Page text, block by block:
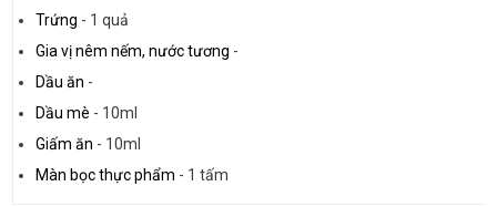
Trứng - 1 quả
Gia vị nêm nếm, nước tương -
Dầu ăn -
Dầu mè - 10ml
Giấm ăn - 10ml
Màn bọc thực phẩm - 1 tấm